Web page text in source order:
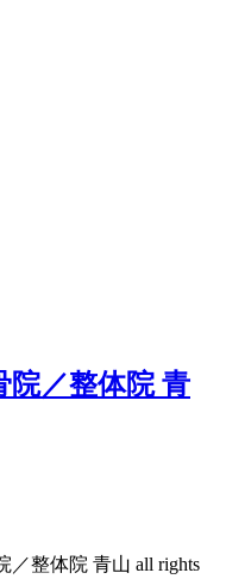
／整体院 青山 all rights